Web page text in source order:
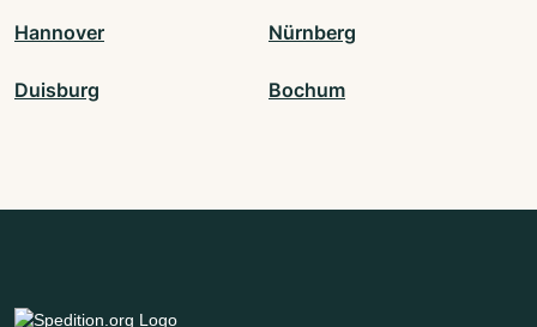
Hannover Nürnberg
Duisburg Bochum